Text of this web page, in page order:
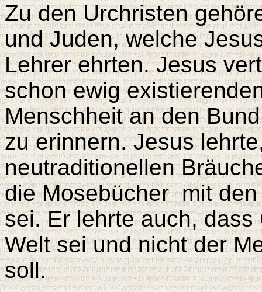
Zu den Urchristen
und Juden, welche
Lehrer ehrten. Jesus
schon ewig
Menschheit an den
zu erinnern. Jesus
neutraditionellen
die Mosebücher mit
sei. Er lehrte auch,
Welt sei und nicht der
soll.